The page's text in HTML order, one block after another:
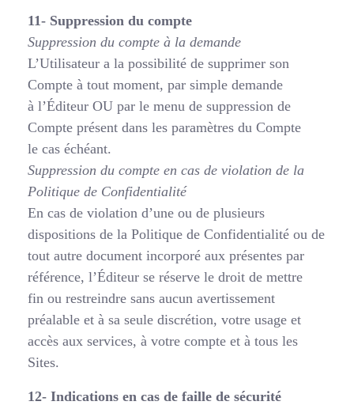
11- Suppression du compte
Suppression du compte à la demande
L’Utilisateur a la possibilité de supprimer son
Compte à tout moment, par simple demande
à l’Éditeur OU par le menu de suppression de
Compte présent dans les paramètres du Compte
le cas échéant.
Suppression du compte en cas de violation de la
Politique de Confidentialité
En cas de violation d’une ou de plusieurs
dispositions de la Politique de Confidentialité ou de
tout autre document incorporé aux présentes par
référence, l’Éditeur se réserve le droit de mettre
fin ou restreindre sans aucun avertissement
préalable et à sa seule discrétion, votre usage et
accès aux services, à votre compte et à tous les
Sites.
12- Indications en cas de faille de sécurité